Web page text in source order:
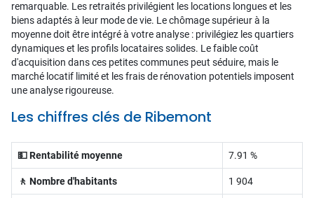
remarquable. Les retraités privilégient les locations longues et les
biens adaptés à leur mode de vie. Le chômage supérieur à la
moyenne doit être intégré à votre analyse : privilégiez les quartiers
dynamiques et les profils locataires solides. Le faible coût
d'acquisition dans ces petites communes peut séduire, mais le
marché locatif limité et les frais de rénovation potentiels imposent
une analyse rigoureuse.
Les chiffres clés de Ribemont
💵 Rentabilité moyenne 7.91 %
🚶 Nombre d'habitants 1 904